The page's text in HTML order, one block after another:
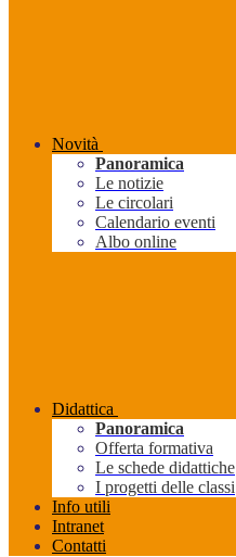
Novità
Panoramica
Le notizie
Le circolari
Calendario eventi
Albo online
Didattica
Panoramica
Offerta formativa
Le schede didattiche
I progetti delle classi
Info utili
Intranet
Contatti